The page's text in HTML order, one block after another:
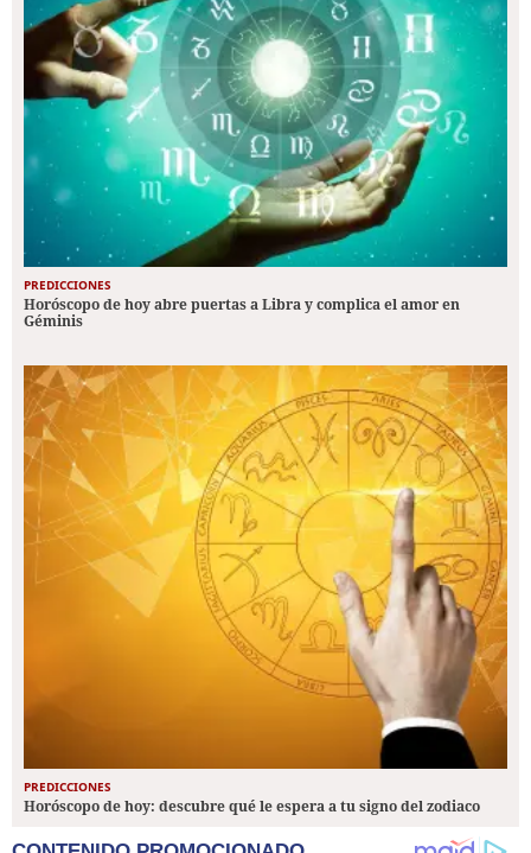
PREDICCIONES
Horóscopo de hoy abre puertas a Libra y complica el amor en
Géminis
PREDICCIONES
Horóscopo de hoy: descubre qué le espera a tu signo del zodiaco